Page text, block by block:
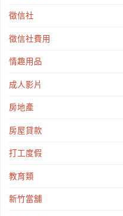
徵信社
徵信社費用
情趣用品
成人影片
房地產
房屋貸款
打工度假
教育類
新竹當舖